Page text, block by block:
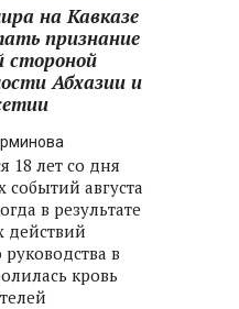
рынку и
на Кавказе
признание
стороной
Абхазии и
18 лет со дня
событий августа
в результате
действий
в
кровь